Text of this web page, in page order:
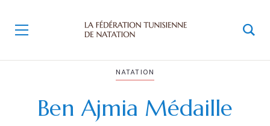
NATATION
Ben Ajmia Médaille